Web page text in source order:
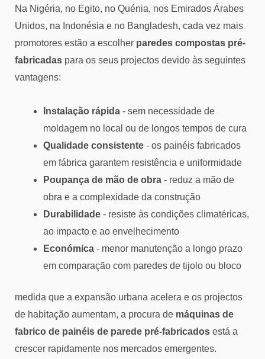
Na Nigéria, no Egito, no Quénia, nos Emirados Árabes
Unidos, na Indonésia e no Bangladesh, cada vez mais
promotores estão a escolher paredes compostas pré-
fabricadas para os seus projectos devido às seguintes
vantagens:
Instalação rápida - sem necessidade de
moldagem no local ou de longos tempos de cura
Qualidade consistente - os painéis fabricados
em fábrica garantem resistência e uniformidade
Poupança de mão de obra - reduz a mão de
obra e a complexidade da construção
Durabilidade - resiste às condições climatéricas,
ao impacto e ao envelhecimento
Económica - menor manutenção a longo prazo
em comparação com paredes de tijolo ou bloco
medida que a expansão urbana acelera e os projectos
de habitação aumentam, a procura de máquinas de
fabrico de painéis de parede pré-fabricados está a
crescer rapidamente nos mercados emergentes.